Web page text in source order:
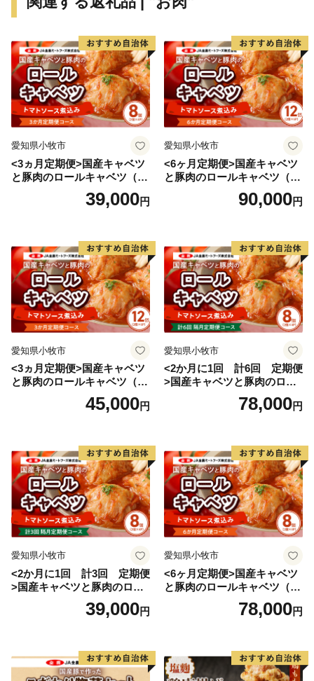
愛知県小牧市
<3ヵ月定期便>国産キャベツ
と豚肉のロールキャベツ（4P
39,000円
愛知県小牧市
<6ヶ月定期便>国産キャベツ
と豚肉のロールキャベツ（6P
90,000円
愛知県小牧市
<3ヵ月定期便>国産キャベツ
と豚肉のロールキャベツ（6P
45,000円
愛知県小牧市
<2か月に1回 計6回 定期便
>国産キャベツと豚肉のロー
ルキャベツ（4P入り）
78,000円
愛知県小牧市
<2か月に1回 計3回 定期便
>国産キャベツと豚肉のロー
ルキャベツ（4P入り）
39,000円
愛知県小牧市
<6ヶ月定期便>国産キャベツ
と豚肉のロールキャベツ（4P
78,000円